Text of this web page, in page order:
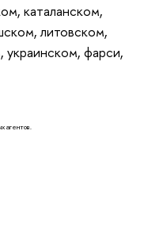
каталанском,
литовском,
фарси,
агентов.